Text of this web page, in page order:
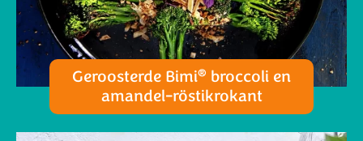
Geroosterde Bimi® broccoli en
amandel-röstikrokant